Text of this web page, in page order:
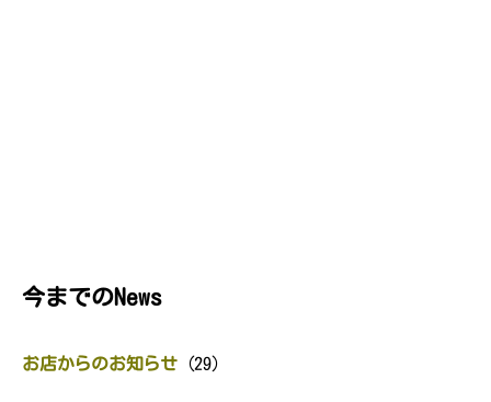
今までのNews
お店からのお知らせ(29)